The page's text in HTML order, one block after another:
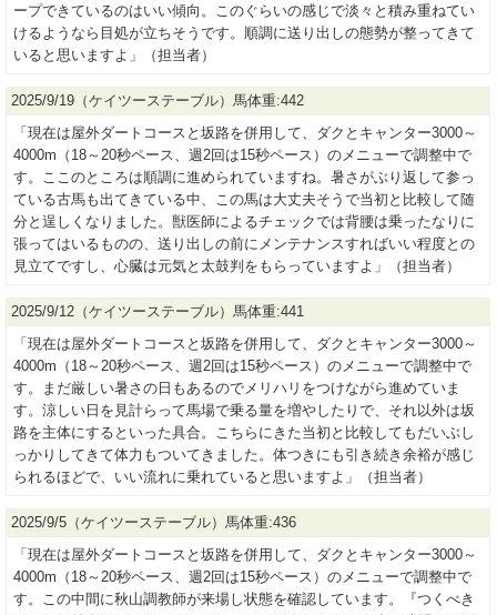
ープできているのはいい傾向。このぐらいの感じで淡々と積み重ねてい
けるようなら目処が立ちそうです。順調に送り出しの態勢が整ってきて
いると思いますよ」（担当者）
2025/9/19（ケイツーステーブル）馬体重:442
「現在は屋外ダートコースと坂路を併用して、ダクとキャンター3000～
4000m（18～20秒ペース、週2回は15秒ペース）のメニューで調整中で
す。ここのところは順調に進められていますね。暑さがぶり返して参っ
ている古馬も出てきている中、この馬は大丈夫そうで当初と比較して随
分と逞しくなりました。獣医師によるチェックでは背腰は乗ったなりに
張ってはいるものの、送り出しの前にメンテナンスすればいい程度との
見立てですし、心臓は元気と太鼓判をもらっていますよ」（担当者）
2025/9/12（ケイツーステーブル）馬体重:441
「現在は屋外ダートコースと坂路を併用して、ダクとキャンター3000～
4000m（18～20秒ペース、週2回は15秒ペース）のメニューで調整中で
す。まだ厳しい暑さの日もあるのでメリハリをつけながら進めていま
す。涼しい日を見計らって馬場で乗る量を増やしたりで、それ以外は坂
路を主体にするといった具合。こちらにきた当初と比較してもだいぶし
っかりしてきて体力もついてきました。体つきにも引き続き余裕が感じ
られるほどで、いい流れに乗れていると思いますよ」（担当者）
2025/9/5（ケイツーステーブル）馬体重:436
「現在は屋外ダートコースと坂路を併用して、ダクとキャンター3000～
4000m（18～20秒ペース、週2回は15秒ペース）のメニューで調整中で
す。この中間に秋山調教師が来場し状態を確認しています。『つくべき